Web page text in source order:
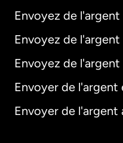
Envoyez de l'argent
Envoyez de
Envoyez de l'argent
Envoyer de l'argent
Envoyer de l'argent